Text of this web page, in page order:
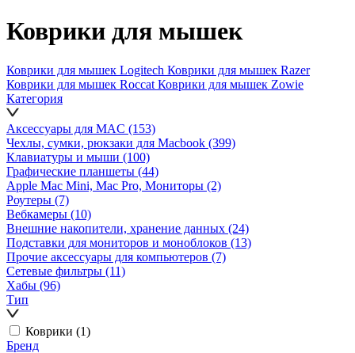
Коврики для мышек
Коврики для мышек Logitech Коврики для мышек Razer
Коврики для мышек Roccat Коврики для мышек Zowie
Категория
Аксессуары для MAC (153)
Чехлы, сумки, рюкзаки для Macbook (399)
Клавиатуры и мыши (100)
Графические планшеты (44)
Apple Mac Mini, Mac Pro, Мониторы (2)
Роутеры (7)
Вебкамеры (10)
Внешние накопители, хранение данных (24)
Подставки для мониторов и моноблоков (13)
Прочие аксессуары для компьютеров (7)
Сетевые фильтры (11)
Хабы (96)
Тип
Коврики (1)
Бренд